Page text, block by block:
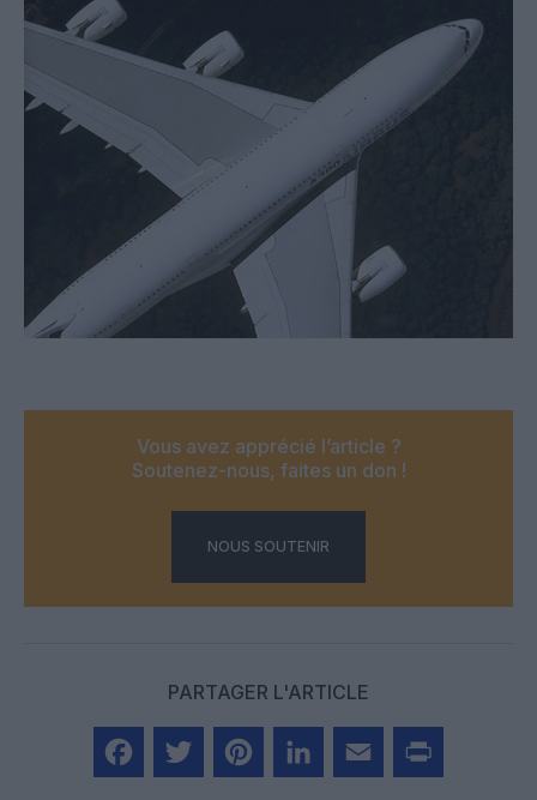
Vous avez apprécié l’article ?
Soutenez-nous, faites un don !
NOUS SOUTENIR
PARTAGER L'ARTICLE